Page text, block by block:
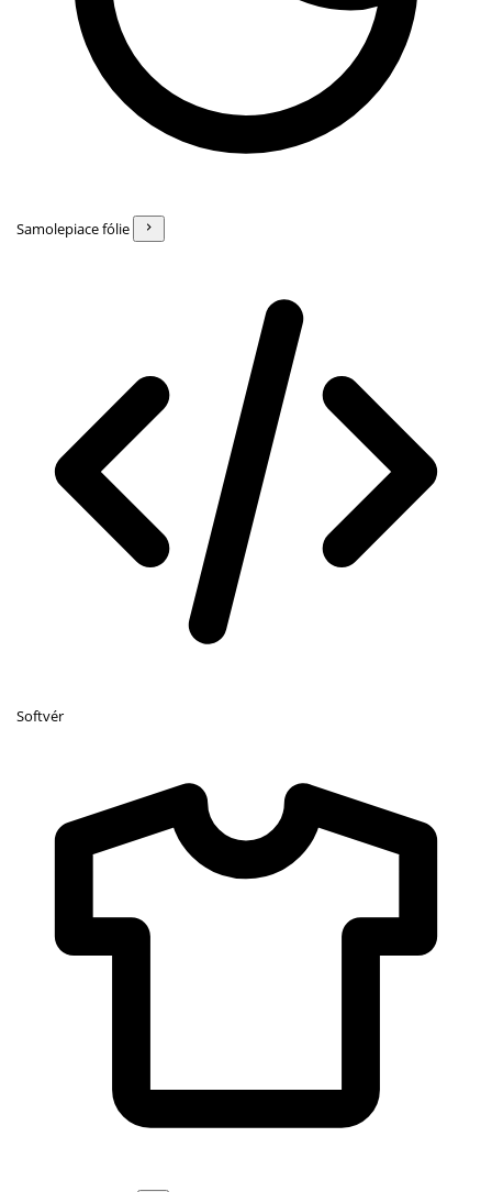
Samolepiace fólie
Softvér